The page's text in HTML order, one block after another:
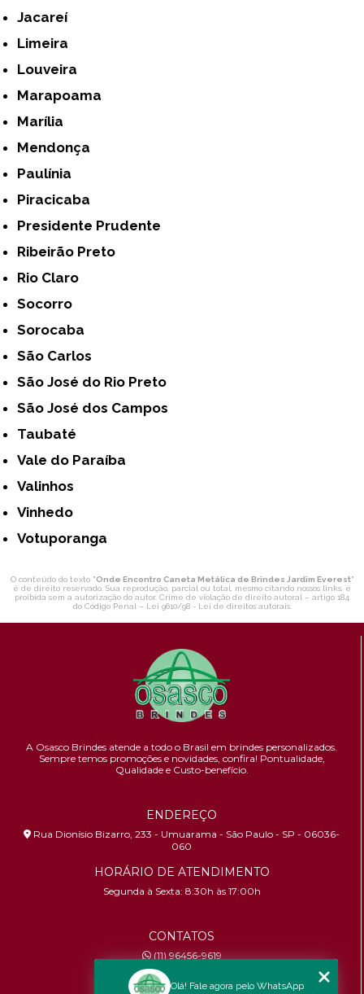
Jacareí
Limeira
Louveira
Marapoama
Marília
Mendonça
Paulínia
Piracicaba
Presidente Prudente
Ribeirão Preto
Rio Claro
Socorro
Sorocaba
São Carlos
São José do Rio Preto
São José dos Campos
Taubaté
Vale do Paraíba
Valinhos
Vinhedo
Votuporanga
O conteúdo do texto "Onde Encontro Caneta Metálica de Brindes Jardim Everest"
é de direito reservado. Sua reprodução, parcial ou total, mesmo citando nossos links, é
proibida sem a autorização do autor. Crime de violação de direito autoral – artigo 184
do Código Penal – Lei 9610/98 - Lei de direitos autorais.
A Osasco Brindes atende a todo o Brasil em brindes personalizados.
Sempre temos promoções e novidades, confira! Pontualidade,
Qualidade e Custo-benefício.
ENDEREÇO
Rua Dionísio Bizarro, 233 - Umuarama - São Paulo - SP - 06036-
060
HORÁRIO DE ATENDIMENTO
Segunda à Sexta: 8:30h às 17:00h
CONTATOS
(11) 96456-9619
contato@osascobrindes.com.br
Olá! Fale agora pelo WhatsApp